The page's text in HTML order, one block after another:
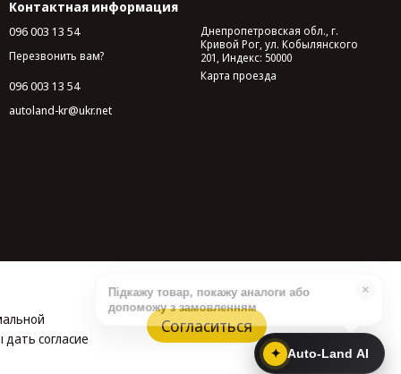
Контактная информация
096 003 13 54
Перезвонить вам?
096 003 13 54
autoland-kr@ukr.net
Днепропетровская обл., г.
Кривой Рог, ул. Кобылянского
201, Индекс: 50000
Карта проезда
согласие
Согласиться
✦ Auto-Land AI